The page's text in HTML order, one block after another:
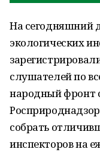
На сегодняшний
экологических
слушателей по
народный фронт
собрать
инспекторов на